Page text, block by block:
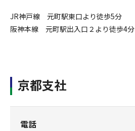
JR神戸線 元町駅東口より徒歩5分
阪神本線 元町駅出入口２より徒歩4分
京都支社
電話